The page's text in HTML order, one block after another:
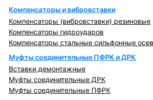
Компенсаторы и вибровставки
Компенсаторы (вибровставки) резиновые
Компенсаторы гидроударов
Компенсаторы стальные сильфонные
Муфты соединительные ПФРК и ДРК
Вставки демонтажные
Муфты соединительные ДРК
Муфты соединительные ПФРК